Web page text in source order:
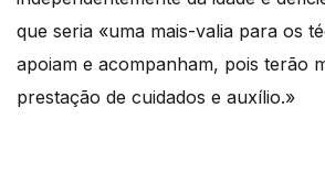
que seria «uma mais-valia para os
apoiam e acompanham, pois terão
prestação de cuidados e auxílio.»